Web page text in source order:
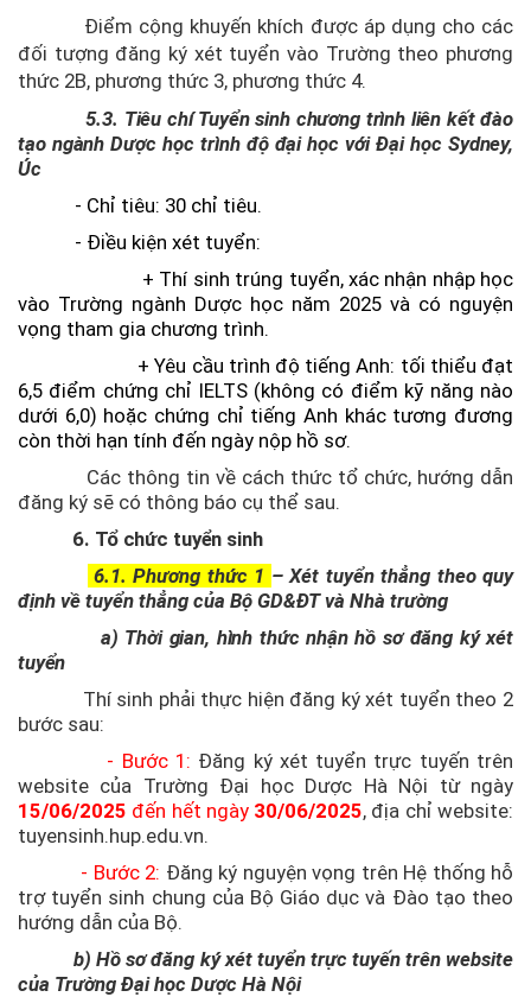
Điểm cộng khuyến khích được áp dụng cho các
đối tượng đăng ký xét tuyển vào Trường theo phương
thức 2B, phương thức 3, phương thức 4.
5.3. Tiêu chí Tuyển sinh chương trình liên kết đào
tạo ngành Dược học trình độ đại học với Đại học Sydney,
Úc
- Chỉ tiêu: 30 chỉ tiêu.
- Điều kiện xét tuyển:
+ Thí sinh trúng tuyển, xác nhận nhập học
vào Trường ngành Dược học năm 2025 và có nguyện
vọng tham gia chương trình.
+Yêu cầu trình độ tiếng Anh: tối thiểu đạt
6,5 điểm chứng chỉ IELTS (không có điểm kỹ năng nào
dưới 6,0) hoặc chứng chỉ tiếng Anh khác tương đương
còn thời hạn tính đến ngày nộp hồ sơ.
Các thông tin về cách thức tổ chức, hướng dẫn
đăng ký sẽ có thông báo cụ thể sau.
6. Tổ chức tuyển sinh
6.1. Phương thức 1 – Xét tuyển thẳng theo quy
định về tuyển thẳng của Bộ GD&ĐT và Nhà trường
a) Thời gian, hình thức nhận hồ sơ đăng ký xét
tuyển
Thí sinh phải thực hiện đăng ký xét tuyển theo 2
bước sau:
- Bước 1: Đăng ký xét tuyển trực tuyến trên
website của Trường Đại học Dược Hà Nội từ ngày
15/06/2025 đến hết ngày 30/06/2025, địa chỉ website:
tuyensinh.hup.edu.vn.
- Bước 2: Đăng ký nguyện vọng trên Hệ thống hỗ
trợ tuyển sinh chung của Bộ Giáo dục và Đào tạo theo
hướng dẫn của Bộ.
b) Hồ sơ đăng ký xét tuyển trực tuyến trên website
của Trường Đại học Dược Hà Nội